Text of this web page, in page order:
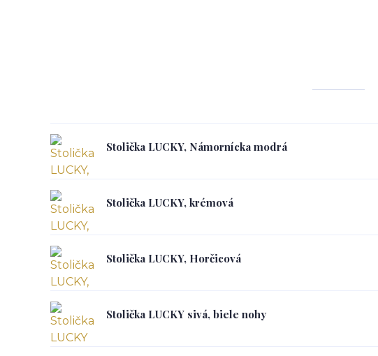
Stolička LUCKY, Námornícka modrá
Stolička LUCKY, krémová
Stolička LUCKY, Horčicová
Stolička LUCKY sivá, biele nohy